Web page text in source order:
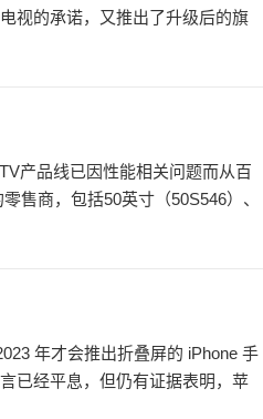
视的承诺，又推出了升级后的旗
产品线已因性能相关问题而从百
售商，包括50英寸（50S546）、
年才会推出折叠屏的 iPhone 手
已经平息，但仍有证据表明，苹